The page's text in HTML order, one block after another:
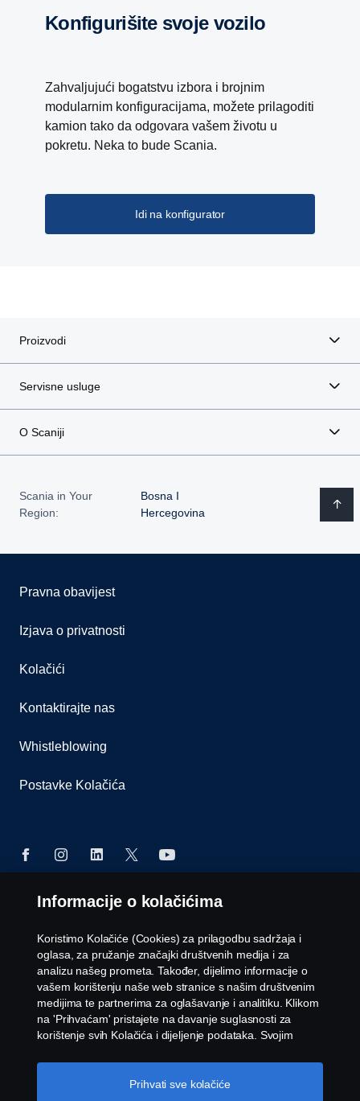
Konfigurišite svoje vozilo
Zahvaljujući bogatstvu izbora i brojnim
modularnim konfiguracijama, možete prilagoditi
kamion tako da odgovara vašem životu u
pokretu. Neka to bude Scania.
Idi na konfigurator
Proizvodi
Servisne usluge
O Scaniji
Scania in Your
Region:
Bosna I
Hercegovina
Pravna obavijest
Izjava o privatnosti
Kolačići
Kontaktirajte nas
Whistleblowing
Postavke Kolačića
Scania BH d.o.o., Rakovička cesta 180A, 71 215
Blažuj - Sarajevo, Tel: +387 33 776 330
Informacije o kolačićima
Koristimo Kolačiće (Cookies) za prilagodbu sadržaja i
oglasa, za pružanje značajki društvenih medija i za
analizu našeg prometa. Također, dijelimo informacije o
vašem korištenju naše web stranice s našim društvenim
medijima te partnerima za oglašavanje i analitiku. Klikom
na 'Prihvaćam' pristajete na davanje suglasnosti za
korištenje svih Kolačića i dijeljenje podataka. Svojim
Kolačića' i odabirom kategorija koje želite prihvatiti. Za
detaljnije objašnjenje o tome kako koristimo Kolačiće,
Prihvati sve kolačiće